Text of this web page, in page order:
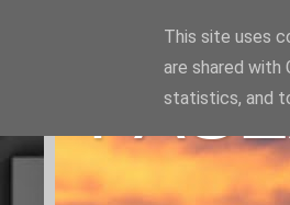
This site uses
are shared with
statistics, and